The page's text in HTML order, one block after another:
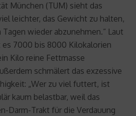
München (TUM) sieht das
leichter, das Gewicht zu halten,
wieder abzunehmen.“ Laut
es 7000 bis 8000 Kilokalorien
Kilo reine Fettmasse
schmälert das exzessive
„Wer zu viel futtert, ist
kaum belastbar, weil das
Darm-Trakt für die Verdauung